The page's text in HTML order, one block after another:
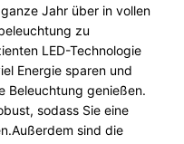
Jahr über in vollen
zu
LED-Technologie
Energie sparen und
Beleuchtung genießen.
sodass Sie eine
Außerdem sind die